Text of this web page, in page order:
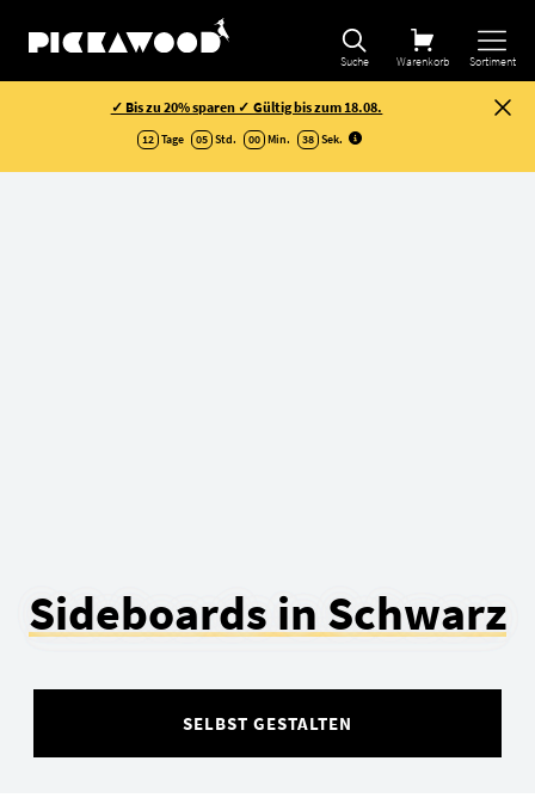
Suche Warenkorb Sortiment
✓ Bis zu 20% sparen ✓ Gültig bis zum 18.08.
12 Tage 05 Std. 00 Min. 37 Sek.
Sideboards in Schwarz
SELBST GESTALTEN